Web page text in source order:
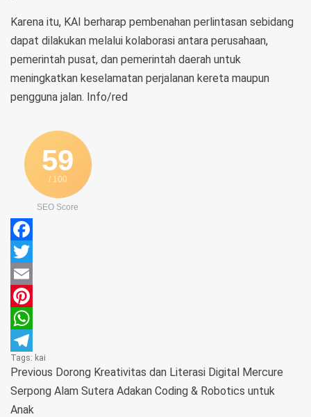
Karena itu, KAI berharap pembenahan perlintasan sebidang
dapat dilakukan melalui kolaborasi antara perusahaan,
pemerintah pusat, dan pemerintah daerah untuk
meningkatkan keselamatan perjalanan kereta maupun
pengguna jalan. Info/red
59
/ 100
SEO Score
Facebook
Twitter
Email
Pinterest
WhatsApp
Telegram
Tags: kai
Previous Dorong Kreativitas dan Literasi Digital Mercure
Serpong Alam Sutera Adakan Coding & Robotics untuk
Anak